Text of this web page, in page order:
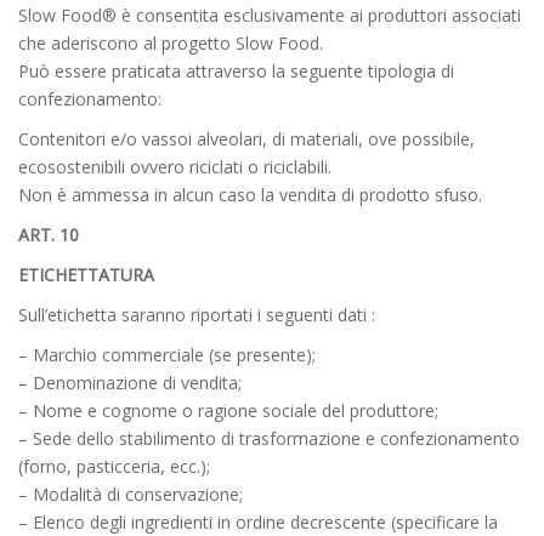
Slow Food® è consentita esclusivamente ai produttori associati
che aderiscono al progetto Slow Food.
Può essere praticata attraverso la seguente tipologia di
confezionamento:
Contenitori e/o vassoi alveolari, di materiali, ove possibile,
ecosostenibili ovvero riciclati o riciclabili.
Non è ammessa in alcun caso la vendita di prodotto sfuso.
ART. 10
ETICHETTATURA
Sull’etichetta saranno riportati i seguenti dati :
– Marchio commerciale (se presente);
– Denominazione di vendita;
– Nome e cognome o ragione sociale del produttore;
– Sede dello stabilimento di trasformazione e confezionamento
(forno, pasticceria, ecc.);
– Modalità di conservazione;
– Elenco degli ingredienti in ordine decrescente (specificare la